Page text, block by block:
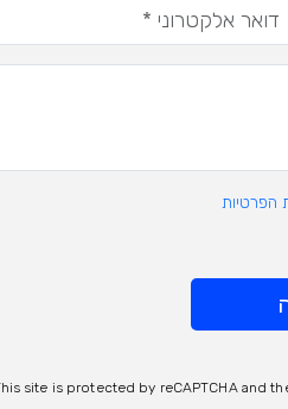
הפרטיות
site is protected by reCAPTCHA and